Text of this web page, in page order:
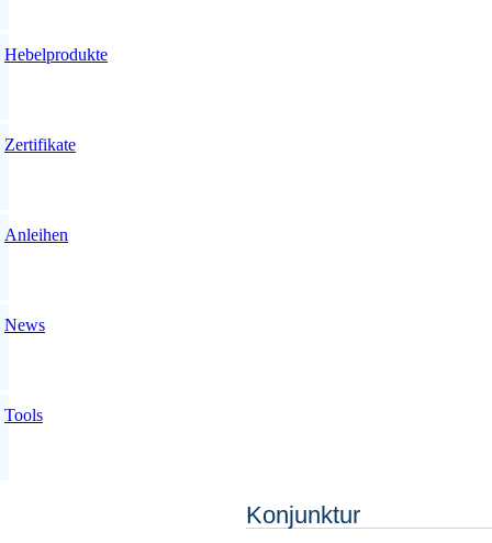
Hebelprodukte
Zertifikate
Anleihen
News
Tools
Konjunktur